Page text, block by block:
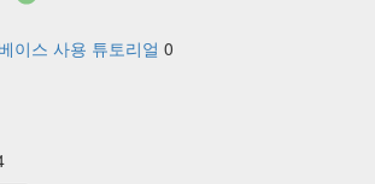
이스 사용 튜토리얼 0